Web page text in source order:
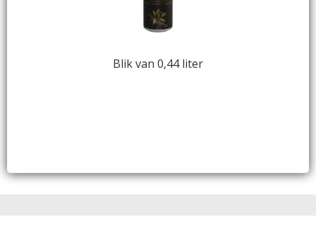
Blik van 0,44 liter